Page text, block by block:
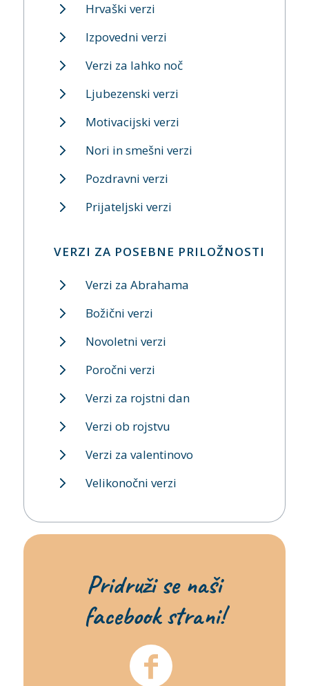
Hrvaški verzi
Izpovedni verzi
Verzi za lahko noč
Ljubezenski verzi
Motivacijski verzi
Nori in smešni verzi
Pozdravni verzi
Prijateljski verzi
VERZI ZA POSEBNE PRILOŽNOSTI
Verzi za Abrahama
Božični verzi
Novoletni verzi
Poročni verzi
Verzi za rojstni dan
Verzi ob rojstvu
Verzi za valentinovo
Velikonočni verzi
Pridruži se naši
facebook strani!